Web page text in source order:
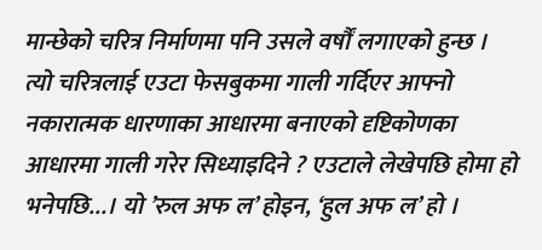
मान्छेको चरित्र निर्माणमा पनि उसले वर्षौं लगाएको हुन्छ ।
त्यो चरित्रलाई एउटा फेसबुकमा गाली गर्दिएर आफ्नो
नकारात्मक धारणाका आधारमा बनाएको दृष्टिकोणका
आधारमा गाली गरेर सिध्याइदिने ? एउटाले लेखेपछि होमा हो
भनेपछि…। यो ’रुल अफ ल’ होइन, ‘हुल अफ ल’ हो ।